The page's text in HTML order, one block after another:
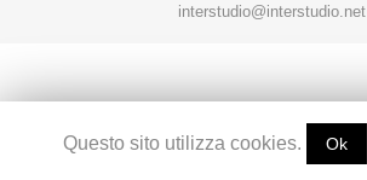
interstudio@interstudio.net
Questo sito utilizza cookies. Ok